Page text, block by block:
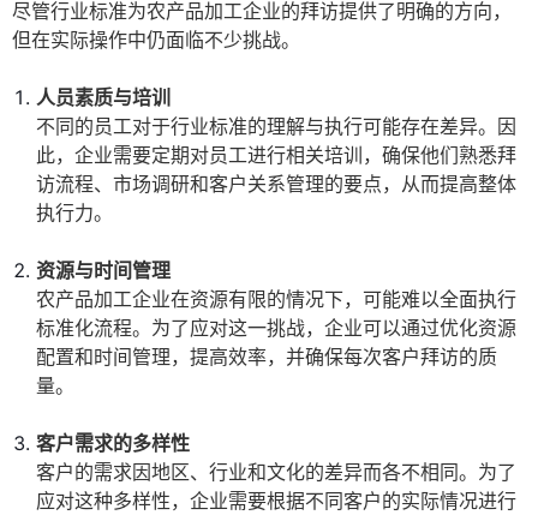
尽管行业标准为农产品加工企业的拜访提供了明确的方向，
但在实际操作中仍面临不少挑战。
人员素质与培训
不同的员工对于行业标准的理解与执行可能存在差异。因
此，企业需要定期对员工进行相关培训，确保他们熟悉拜
访流程、市场调研和客户关系管理的要点，从而提高整体
执行力。
资源与时间管理
农产品加工企业在资源有限的情况下，可能难以全面执行
标准化流程。为了应对这一挑战，企业可以通过优化资源
配置和时间管理，提高效率，并确保每次客户拜访的质
量。
客户需求的多样性
客户的需求因地区、行业和文化的差异而各不相同。为了
应对这种多样性，企业需要根据不同客户的实际情况进行